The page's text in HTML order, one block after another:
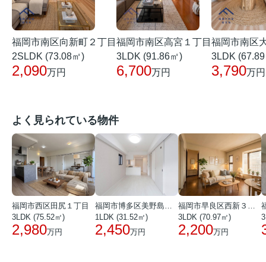
福岡市南区向新町２丁目
2SLDK (73.08㎡)
2,090万円
福岡市南区高宮１丁目
3LDK (91.86㎡)
6,700万円
福岡市南区
3LDK
3,790万円
よく見られている物件
福岡市西区田尻１丁目
3LDK (75.52㎡)
2,980万円
1LDK (31.52㎡)
2,450万円
3LDK (70.97㎡)
2,200万円